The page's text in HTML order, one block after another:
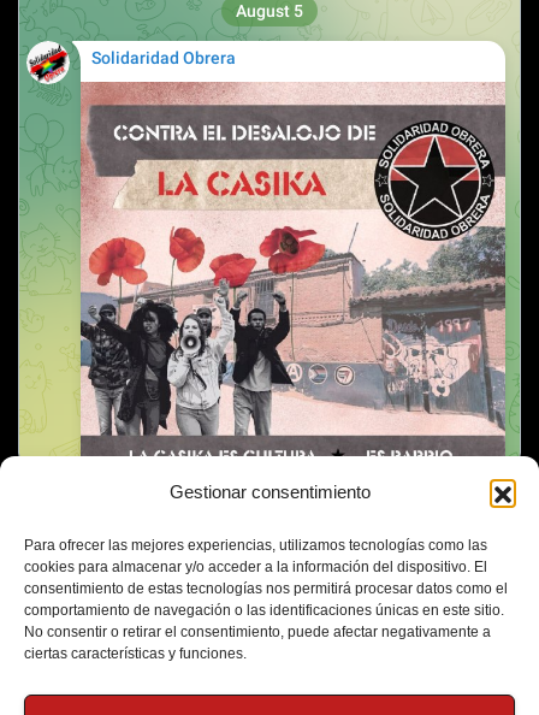
Gestionar consentimiento
Para ofrecer las mejores experiencias, utilizamos tecnologías como las
cookies para almacenar y/o acceder a la información del dispositivo. El
consentimiento de estas tecnologías nos permitirá procesar datos como el
comportamiento de navegación o las identificaciones únicas en este sitio.
No consentir o retirar el consentimiento, puede afectar negativamente a
ciertas características y funciones.